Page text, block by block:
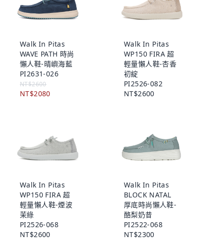
Walk In Pitas
WAVE PATH 時尚
懶人鞋-晴嶼海藍
PI2631-026
NT$2600
NT$2080
Walk In Pitas
WP150 FIRA 超
輕量懶人鞋-杏香
初綻
PI2526-082
NT$2600
Walk In Pitas
WP150 FIRA 超
輕量懶人鞋-煙波
茉綠
PI2526-068
NT$2600
Walk In Pitas
BLOCK NATAL
厚底時尚懶人鞋-
酪梨奶昔
PI2522-068
NT$2300